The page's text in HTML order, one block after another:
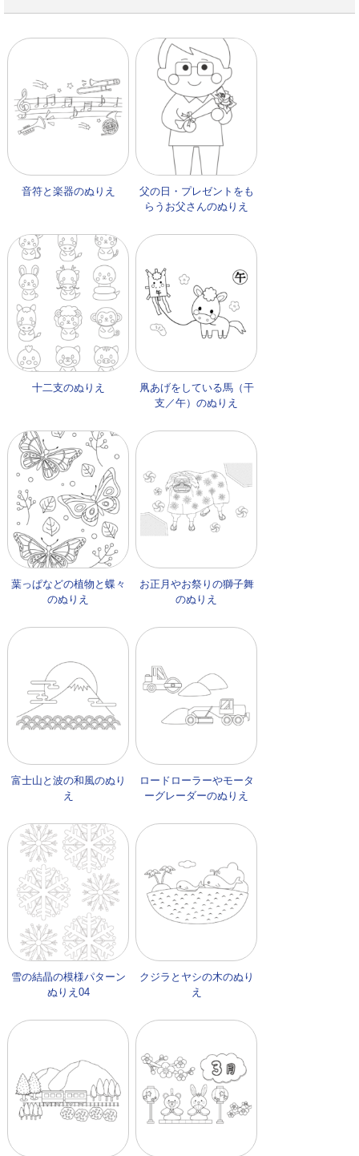
音符と楽器のぬりえ
父の日・プレゼントをも
らうお父さんのぬりえ
十二支のぬりえ
凧あげをしている馬（干
支／午）のぬりえ
葉っぱなどの植物と蝶々
のぬりえ
お正月やお祭りの獅子舞
のぬりえ
富士山と波の和風のぬり
え
ロードローラーやモータ
ーグレーダーのぬりえ
雪の結晶の模様パターン
ぬりえ04
クジラとヤシの木のぬり
え